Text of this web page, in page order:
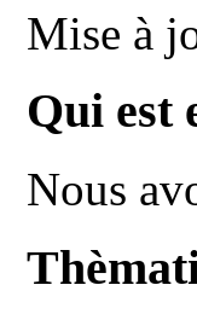
Mise à
Qui est
Nous